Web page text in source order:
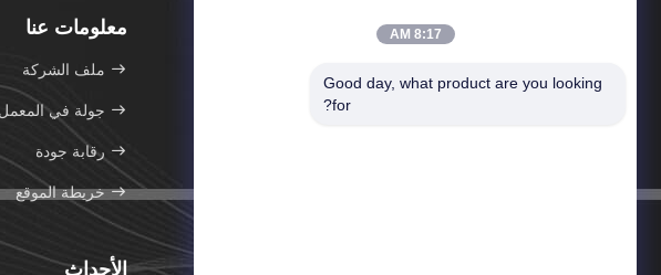
هاتف：18055179815
معلومات عنا
ملف الشركة
جولة في المعمل
رقابة جودة
خريطة الموقع
الأحداث
8:17 AM
Good day, what product are you looking
for?